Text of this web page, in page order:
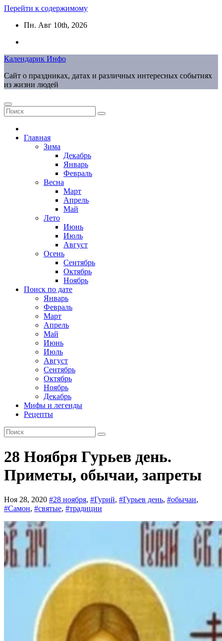
Перейти к содержимому
Пн. Авг 10th, 2026
Календарик Инфо
Сайт о праздниках, датах и различных интересных событиях
из жизни людей
Главная
Зима
Декабрь
Январь
Февраль
Весна
Март
Апрель
Май
Лето
Июнь
Июль
Август
Осень
Сентябрь
Октябрь
Ноябрь
Поиск по дате
Январь
Февраль
Март
Апрель
Май
Июнь
Июль
Август
Сентябрь
Октябрь
Ноябрь
Декабрь
Мифы и легенды
Рецепты
28 Ноября Гурьев день.
Приметы, обычаи, запреты
Ноя 28, 2020 #28 ноября, #Гурий, #Гурьев день, #обычаи,
#Самон, #святые, #традиции